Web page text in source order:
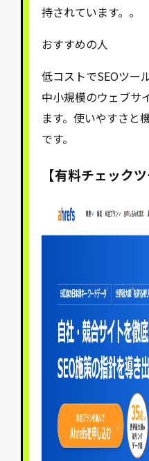
持されています。。
おすすめの人
低コストでSEOツー
中小規模のウェブサ
ます。使いやすさと
です。
【有料チェック